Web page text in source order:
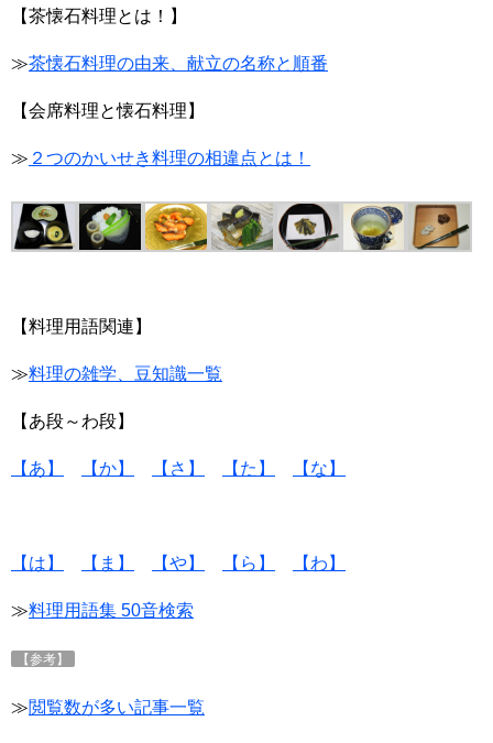
【茶懐石料理とは！】
≫茶懐石料理の由来、献立の名称と順番
【会席料理と懐石料理】
≫ ２つのかいせき料理の相違点とは！
【料理用語関連】
≫料理の雑学、豆知識一覧
【あ段～わ段】
【あ】 【か】 【さ】 【た】 【な】
【は】 【ま】 【や】 【ら】 【わ】
≫料理用語集 50音検索
【参考】
≫閲覧数が多い記事一覧